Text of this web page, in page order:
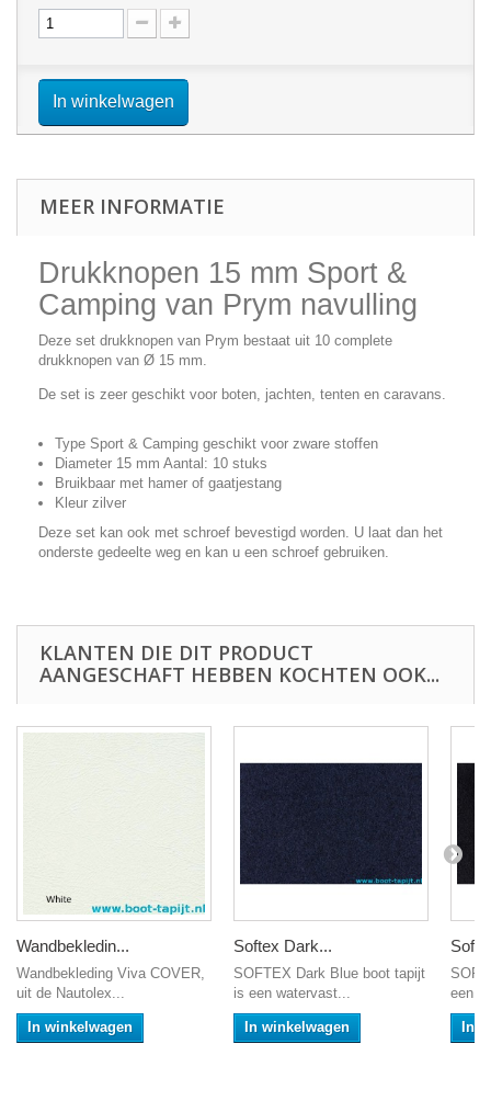
In winkelwagen
MEER INFORMATIE
Drukknopen 15 mm Sport &
Camping van Prym navulling
Deze set drukknopen van Prym bestaat uit 10 complete
drukknopen van Ø 15 mm.
De set is zeer geschikt voor boten, jachten, tenten en caravans.
Type Sport & Camping geschikt voor zware stoffen
Diameter 15 mm Aantal: 10 stuks
Bruikbaar met hamer of gaatjestang
Kleur zilver
Deze set kan ook met schroef bevestigd worden. U laat dan het
onderste gedeelte weg en kan u een schroef gebruiken.
KLANTEN DIE DIT PRODUCT
AANGESCHAFT HEBBEN KOCHTEN OOK...
Wandbekledin...
Wandbekleding Viva COVER,
uit de Nautolex...
In winkelwagen
Softex Dark...
SOFTEX Dark Blue boot tapijt
is een watervast...
In winkelwagen
een
In